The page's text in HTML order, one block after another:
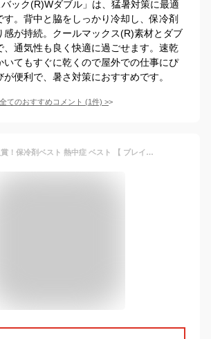
バック(R)Wダブル」は、猛暑対策に最適
す。背中と脇をしっかり冷却し、保冷剤
感が持続。クールマックス(R)素材とダブ
、通気性も良く快適に過ごせます。速乾
いてもすぐに乾くので屋外での仕事にぴ
便利で、暑さ対策におすすめです。
全てのおすすめコメント (1件) >
ランキング入賞！保冷剤ベスト 熱中症 ベスト 【 ブレイン BR-530 ICE BACK アイスバック2 】クール 冷却 ベスト 熱中症対策グッズ 軽量！専用保冷剤と気化熱効果で背中を冷やす！アイスリュック アイスクーラー アイスベスト クールベスト 送料無料(一部地域除く) np